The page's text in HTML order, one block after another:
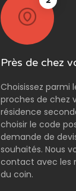
Près de chez
Choisissez parmi
proches de chez
résidence
choisir le code
demande de
souhaités. Nous
contact avec les
du coin.